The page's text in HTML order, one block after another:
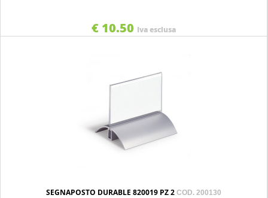
€ 10.50 Iva esclusa
SEGNAPOSTO DURABLE 820019 PZ 2 COD. 200130